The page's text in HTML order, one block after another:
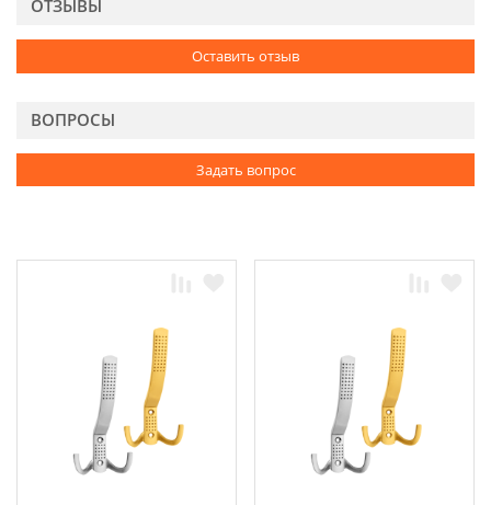
ОТЗЫВЫ
Оставить отзыв
ВОПРОСЫ
Задать вопрос